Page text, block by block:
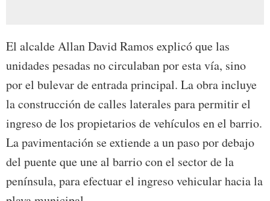
El alcalde Allan David Ramos explicó que las
unidades pesadas no circulaban por esta vía, sino
por el bulevar de entrada principal. La obra incluye
la construcción de calles laterales para permitir el
ingreso de los propietarios de vehículos en el barrio.
La pavimentación se extiende a un paso por debajo
del puente que une al barrio con el sector de la
península, para efectuar el ingreso vehicular hacia la